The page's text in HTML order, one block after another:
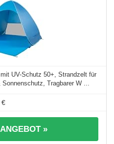
UV-Schutz 50+, Strandzelt für
Tragbarer W ...
€
»